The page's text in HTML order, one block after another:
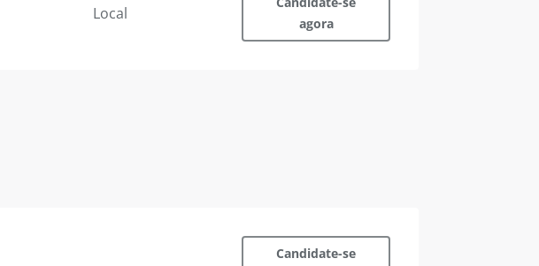
Local
agora
Candidate-se